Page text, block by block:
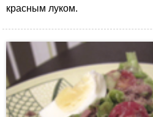
красным луком.